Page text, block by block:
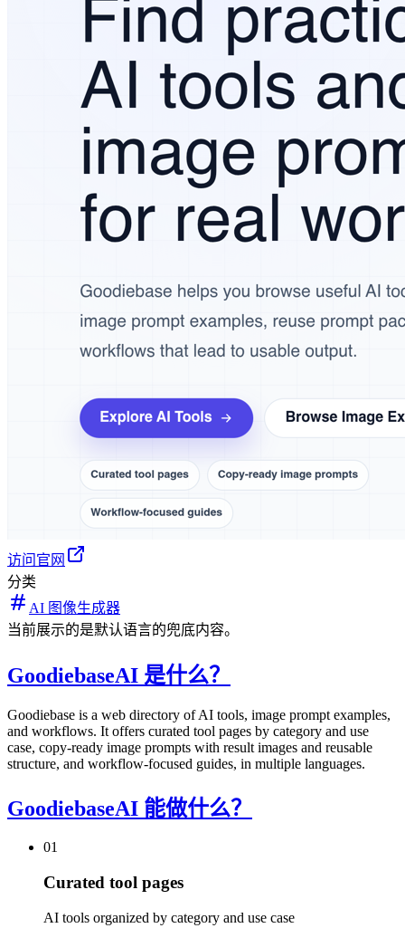
访问官网
分类
AI 图像生成器
当前展示的是默认语言的兜底内容。
GoodiebaseAI 是什么？
Goodiebase is a web directory of AI tools, image prompt examples,
and workflows. It offers curated tool pages by category and use
case, copy-ready image prompts with result images and reusable
structure, and workflow-focused guides, in multiple languages.
GoodiebaseAI 能做什么？
01
Curated tool pages
AI tools organized by category and use case